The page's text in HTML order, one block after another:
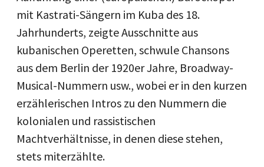
mit Kastrati-Sängern im Kuba des 18.
Jahrhunderts, zeigte Ausschnitte aus
kubanischen Operetten, schwule Chansons
aus dem Berlin der 1920er Jahre, Broadway-
Musical-Nummern usw., wobei er in den kurzen
erzählerischen Intros zu den Nummern die
kolonialen und rassistischen
Machtverhältnisse, in denen diese stehen,
stets miterzählte.